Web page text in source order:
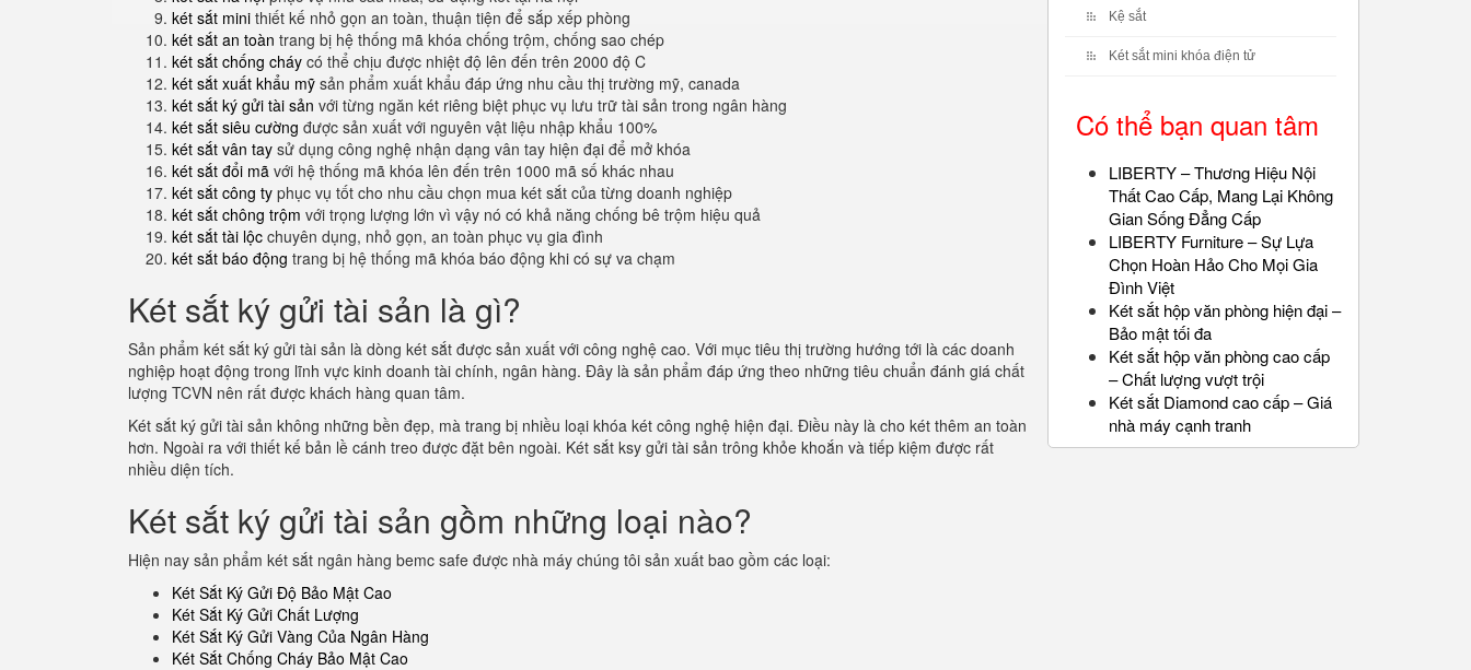
két sắt mini thiết kế nhỏ gọn an toàn, thuận tiện để sắp xếp phòng
két sắt an toàn trang bị hệ thống mã khóa chống trộm, chống sao chép
két sắt chống cháy có thể chịu được nhiệt độ lên đến trên 2000 độ C
két sắt xuất khẩu mỹ sản phẩm xuất khẩu đáp ứng nhu cầu thị trường mỹ, canada
két sắt ký gửi tài sản với từng ngăn két riêng biệt phục vụ lưu trữ tài sản trong ngân hàng
két sắt siêu cường được sản xuất với nguyên vật liệu nhập khẩu 100%
két sắt vân tay sử dụng công nghệ nhận dạng vân tay hiện đại để mở khóa
két sắt đổi mã với hệ thống mã khóa lên đến trên 1000 mã số khác nhau
két sắt công ty phục vụ tốt cho nhu cầu chọn mua két sắt của từng doanh nghiệp
két sắt chông trộm với trọng lượng lớn vì vậy nó có khả năng chống bê trộm hiệu quả
két sắt tài lộc chuyên dụng, nhỏ gọn, an toàn phục vụ gia đình
két sắt báo động trang bị hệ thống mã khóa báo động khi có sự va chạm
Két sắt ký gửi tài sản là gì?
Sản phẩm két sắt ký gửi tài sản là dòng két sắt được sản xuất với công nghệ cao. Với mục tiêu thị trường hướng tới là các doanh
nghiệp hoạt động trong lĩnh vực kinh doanh tài chính, ngân hàng. Đây là sản phẩm đáp ứng theo những tiêu chuẩn đánh giá chất
lượng TCVN nên rất được khách hàng quan tâm.
Két sắt ký gửi tài sản không những bền đẹp, mà trang bị nhiều loại khóa két công nghệ hiện đại. Điều này là cho két thêm an toàn
hơn. Ngoài ra với thiết kế bản lề cánh treo được đặt bên ngoài. Két sắt ksy gửi tài sản trông khỏe khoắn và tiếp kiệm được rất
nhiều diện tích.
Két sắt ký gửi tài sản gồm những loại nào?
Hiện nay sản phẩm két sắt ngân hàng bemc safe được nhà máy chúng tôi sản xuất bao gồm các loại:
Két Sắt Ký Gửi Độ Bảo Mật Cao
Két Sắt Ký Gửi Chất Lượng
Két Sắt Ký Gửi Vàng Của Ngân Hàng
Két Sắt Chống Cháy Bảo Mật Cao
Kệ sắt
Két sắt mini khóa điện tử
Có thể bạn quan tâm
LIBERTY – Thương Hiệu Nội
Thất Cao Cấp, Mang Lại Không
Gian Sống Đẳng Cấp
LIBERTY Furniture – Sự Lựa
Chọn Hoàn Hảo Cho Mọi Gia
Đình Việt
Két sắt hộp văn phòng hiện đại –
Bảo mật tối đa
Két sắt hộp văn phòng cao cấp
– Chất lượng vượt trội
Két sắt Diamond cao cấp – Giá
nhà máy cạnh tranh